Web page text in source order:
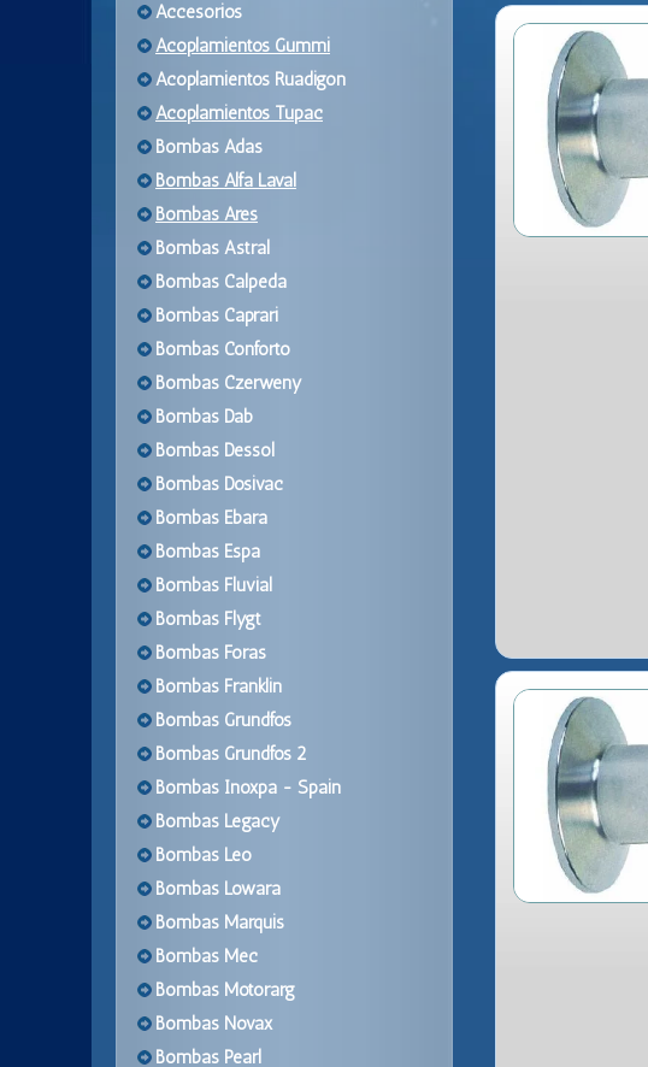
Accesorios
Acoplamientos Gummi
Acoplamientos Ruadigon
Acoplamientos Tupac
Bombas Adas
Bombas Alfa Laval
Bombas Ares
Bombas Astral
Bombas Calpeda
Bombas Caprari
Bombas Conforto
Bombas Czerweny
Bombas Dab
Bombas Dessol
Bombas Dosivac
Bombas Ebara
Bombas Espa
Bombas Fluvial
Bombas Flygt
Bombas Foras
Bombas Franklin
Bombas Grundfos
Bombas Grundfos 2
Bombas Inoxpa - Spain
Bombas Legacy
Bombas Leo
Bombas Lowara
Bombas Marquis
Bombas Mec
Bombas Motorarg
Bombas Novax
Bombas Pearl